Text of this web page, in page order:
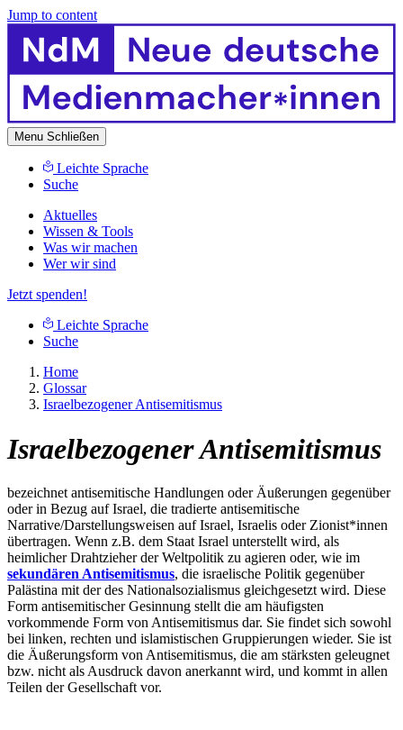
Jump to content
Menu Schließen
Leichte Sprache
Suche
Aktuelles
Wissen & Tools
Was wir machen
Wer wir sind
Jetzt spenden!
Leichte Sprache
Suche
Home
Glossar
Israelbezogener Antisemitismus
Israelbezogener Antisemitismus
bezeichnet antisemitische Handlungen oder Äußerungen gegenüber
oder in Bezug auf Israel, die tradierte antisemitische
Narrative/Darstellungsweisen auf Israel, Israelis oder Zionist*innen
übertragen. Wenn z.B. dem Staat Israel unterstellt wird, als
heimlicher Drahtzieher der Weltpolitik zu agieren oder, wie im
sekundären Antisemitismus, die israelische Politik gegenüber
Palästina mit der des Nationalsozialismus gleichgesetzt wird. Diese
Form antisemitischer Gesinnung stellt die am häufigsten
vorkommende Form von Antisemitismus dar. Sie findet sich sowohl
bei linken, rechten und islamistischen Gruppierungen wieder. Sie ist
die Äußerungsform von Antisemitismus, die am stärksten geleugnet
bzw. nicht als Ausdruck davon anerkannt wird, und kommt in allen
Teilen der Gesellschaft vor.